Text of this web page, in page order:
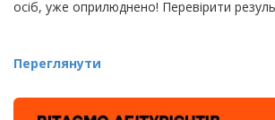
осіб, уже оприлюднено! Перевірити
Переглянути